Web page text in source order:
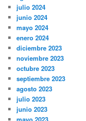
julio 2024
junio 2024
mayo 2024
enero 2024
diciembre 2023
noviembre 2023
octubre 2023
septiembre 2023
agosto 2023
julio 2023
junio 2023
mayo 2023